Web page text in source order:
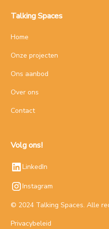
Talking Spaces
Home
Onze projecten
Ons aanbod
Over ons
Contact
Volg ons!
LinkedIn
Instagram
© 2024 Talking Spaces. Alle
Privacybeleid